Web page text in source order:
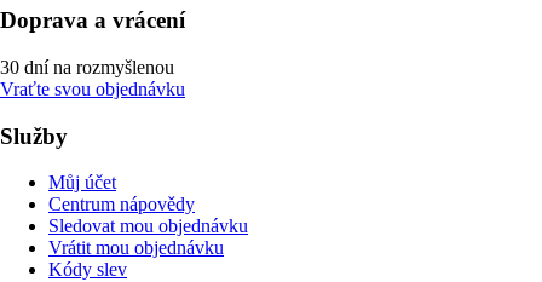
Doprava a vrácení
30 dní na rozmyšlenou
Vraťte svou objednávku
Služby
Můj účet
Centrum nápovědy
Sledovat mou objednávku
Vrátit mou objednávku
Kódy slev